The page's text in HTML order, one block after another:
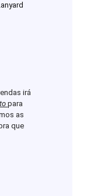
irá
para
as
que